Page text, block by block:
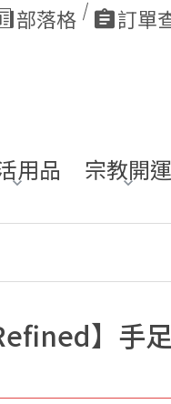
部落格 訂單
用品 宗教開運
】手